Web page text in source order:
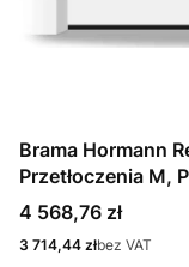
Brama Hormann
Przetłoczenia M,
deluxe +
Cena
4 568,76 zł
Cena
3 714,44 złbez VAT